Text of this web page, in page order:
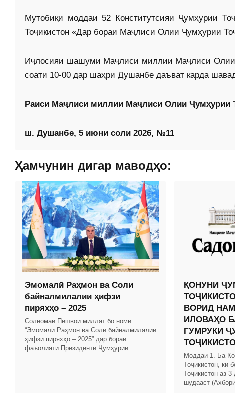
Мутобиқи моддаи 52 Конститутсияи Ҷумҳурии
Тоҷи­кистон «Дар бораи Маҷлиси Олии Ҷумҳурии
Иҷлосияи шашуми Маҷлиси миллии Маҷлиси Олии
соати 10-00 дар шаҳри Душанбе даъват карда
Раиси Маҷлиси миллии Маҷлиси Олии
ш. Душанбе, 5 июни соли 2026, №11
Ҳамчунин дигар маводҳо:
Эмомалӣ Раҳмон ва Соли
байналмилалии ҳифзи
пиряхҳо – 2025
Солномаи Пешвои миллат бо номи
“Эмомалӣ Раҳмон ва Соли байналмилалии
ҳифзи пиряхҳо – 2025” дар бораи
фаъолияти Президенти Ҷумҳурии
ҚОНУНИ
ВОРИД
ИЛОВАҲО
ГУМРУКИ
Моддаи 1. Ба
Тоҷикистон, ки
Тоҷикистон аз
шудааст